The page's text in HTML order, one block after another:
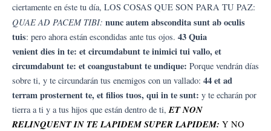
ciertamente en éste tu día, LOS COSAS QUE SON PARA TU PAZ:
QUAE AD PACEM TIBI: nunc autem abscondita sunt ab oculis
tuis: pero ahora están escondidas ante tus ojos. 43 Quia
venient dies in te: et circumdabunt te inimici tui vallo, et
circumdabunt te: et coangustabunt te undique: Porque vendrán días
sobre ti, y te circundarán tus enemigos con un vallado: 44 et ad
terram prosternent te, et filios tuos, qui in te sunt: y te echarán por
tierra a ti y a tus hijos que están dentro de ti,ET NON
RELINQUENT IN TE LAPIDEM SUPER LAPIDEM: Y NO